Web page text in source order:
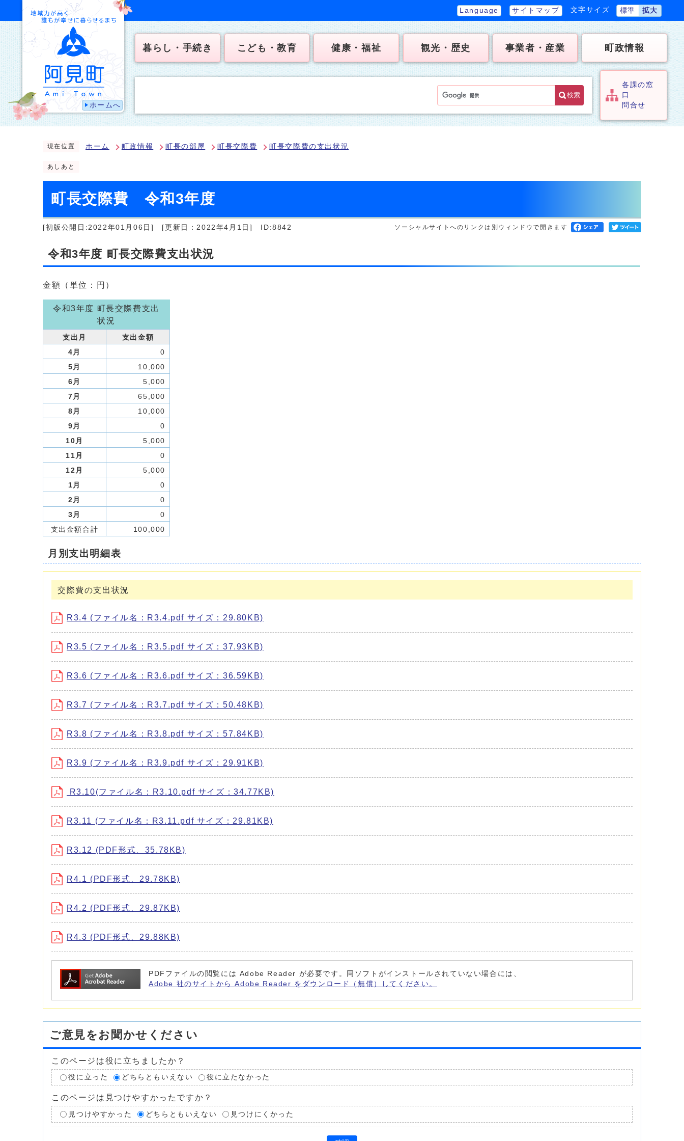
ホームへ
Language サイトマップ 文字サイズ 標準 拡大
暮らし・手続き こども・教育 健康・福祉 観光・歴史 事業者・産業 町政情報
検索
各課の窓
口
問合せ
現在位置 ホーム 町政情報 町長の部屋 町長交際費 町長交際費の支出状況
あしあと
町長交際費 令和3年度
[初版公開日:2022年01月06日] [更新日：2022年4月1日] ID:8842 ソーシャルサイトへのリンクは別ウィンドウで開きます
令和3年度 町長交際費支出状況
金額（単位：円）
令和3年度 町長交際費支出
状況
支出月
支出金額
4月
0
5月
10,000
6月
5,000
7月
65,000
8月
10,000
9月
0
10月
5,000
11月
0
12月
5,000
1月
0
2月
0
3月
0
支出金額合計
100,000
月別支出明細表
交際費の支出状況
R3.4 (ファイル名：R3.4.pdf サイズ：29.80KB)
R3.5 (ファイル名：R3.5.pdf サイズ：37.93KB)
R3.6 (ファイル名：R3.6.pdf サイズ：36.59KB)
R3.7 (ファイル名：R3.7.pdf サイズ：50.48KB)
R3.8 (ファイル名：R3.8.pdf サイズ：57.84KB)
R3.9 (ファイル名：R3.9.pdf サイズ：29.91KB)
R3.10(ファイル名：R3.10.pdf サイズ：34.77KB)
R3.11 (ファイル名：R3.11.pdf サイズ：29.81KB)
R3.12 (PDF形式、35.78KB)
R4.1 (PDF形式、29.78KB)
R4.2 (PDF形式、29.87KB)
R4.3 (PDF形式、29.88KB)
PDFファイルの閲覧には Adobe Reader が必要です。同ソフトがインストールされていない場合には、
Adobe 社のサイトから Adobe Reader をダウンロード（無償）してください。
ご意見をお聞かせください
このページは役に立ちましたか？
役に立った どちらともいえない 役に立たなかった
このページは見つけやすかったですか？
見つけやすかった どちらともいえない 見つけにくかった